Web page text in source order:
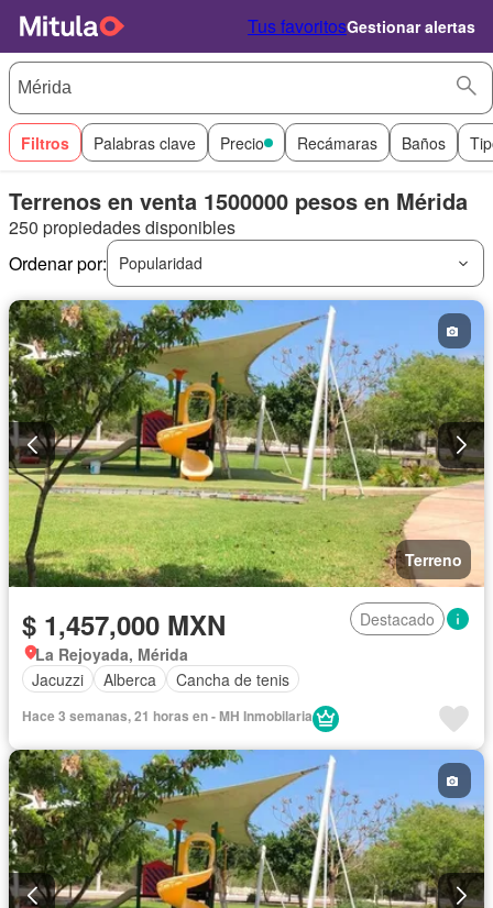
Tus favoritosGestionar alertas
Filtros Palabras clave Precio Recámaras Baños
Terrenos en venta 1500000 pesos en Mérida
250 propiedades disponibles
Ordenar por:
Popularidad
Terreno
$ 1,457,000 MXN
Destacado
La Rejoyada, Mérida
Jacuzzi
Alberca Cancha de tenis
Hace 3 semanas, 21 horas en - MH Inmobilaria